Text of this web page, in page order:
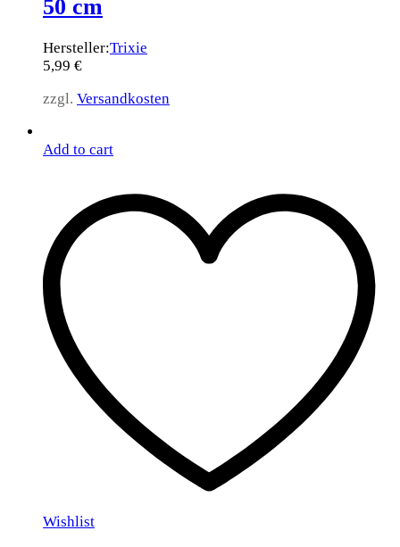
50 cm
Hersteller:Trixie
5,99 €
zzgl. Versandkosten
Add to cart
Wishlist